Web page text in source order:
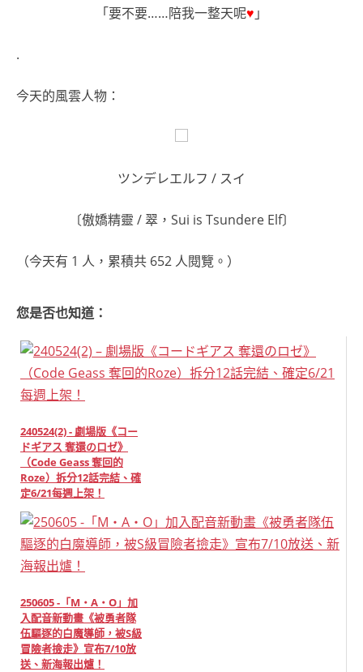
「要不要……陪我一整天呢♥ 」
.
今天的風雲人物：
ツンデレエルフ / スイ
〔傲嬌精靈 / 翠，Sui is Tsundere Elf〕
（今天有 1 人，累積共 652 人閱覽。）
您是否也知道：
240524(2) - 劇場版《コー
ドギアス 奪還のロゼ》
（Code Geass 奪回的
Roze）拆分12話完結、確
定6/21每週上架！
250605 -「M・A・O」加
入配音新動畫《被勇者隊
伍驅逐的白魔導師，被S級
冒險者撿走》宣布7/10放
送、新海報出爐！